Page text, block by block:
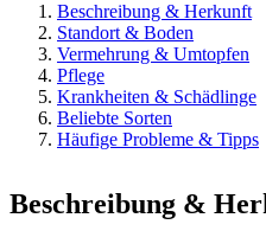
Beschreibung & Herkunft
Standort & Boden
Vermehrung & Umtopfen
Pflege
Krankheiten & Schädlinge
Beliebte Sorten
Häufige Probleme & Tipps
Beschreibung &